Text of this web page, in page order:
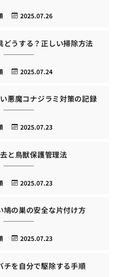
2025.07.26
どうする？正しい掃除方法
2025.07.24
悪魔コナジラミ対策の記録
2025.07.23
と鳥獣保護管理法
2025.07.23
鳩の巣の安全な片付け方
2025.07.23
チを自分で駆除する手順